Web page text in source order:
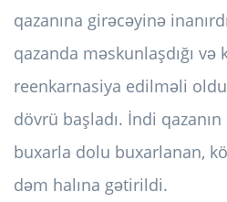
qazanına girəcəyinə
qazanda məskunlaşdığı və
reenkarnasiya edilməli
dövrü başladı. İndi
buxarla dolu buxarlanan,
dəm halına gətirildi.